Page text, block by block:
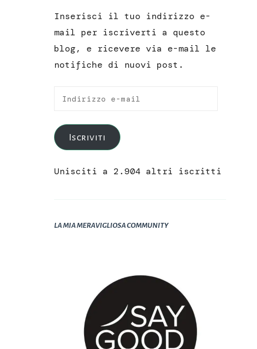
Inserisci il tuo indirizzo e-
mail per iscriverti a questo
blog, e ricevere via e-mail le
notifiche di nuovi post.
Indirizzo
mail
Iscriviti
Unisciti a 2.904 altri iscritti
LA MIA MERAVIGLIOSA COMMUNITY